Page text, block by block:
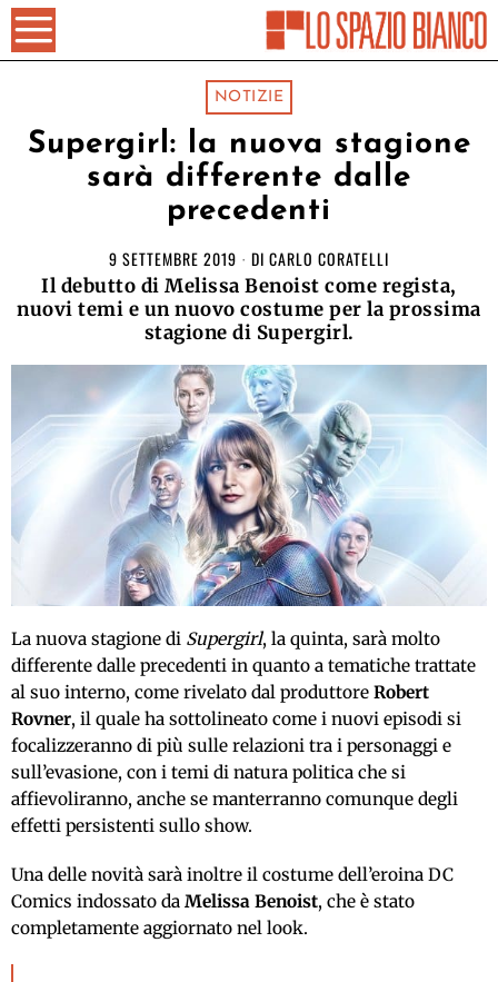
NOTIZIE
Supergirl: la nuova stagione
sarà differente dalle
precedenti
9 SETTEMBRE 2019 DI CARLO CORATELLI
Il debutto di Melissa Benoist come regista,
nuovi temi e un nuovo costume per la prossima
stagione di Supergirl.
La nuova stagione di Supergirl, la quinta, sarà molto
differente dalle precedenti in quanto a tematiche trattate
al suo interno, come rivelato dal produttore Robert
Rovner, il quale ha sottolineato come i nuovi episodi si
focalizzeranno di più sulle relazioni tra i personaggi e
sull’evasione, con i temi di natura politica che si
affievoliranno, anche se manterranno comunque degli
effetti persistenti sullo show.
Una delle novità sarà inoltre il costume dell’eroina DC
Comics indossato da Melissa Benoist, che è stato
completamente aggiornato nel look.